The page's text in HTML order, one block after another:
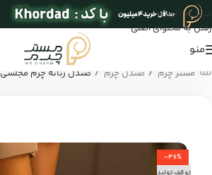
عبور به ناوبری
رفتن به محتوای اصلی
منو
مستر چرم / صندل چرم / صندل زنانه چرم مجلسی mrc2111-01
-46%